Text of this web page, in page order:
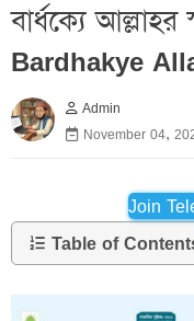
বার্ধক্যে
Bardhakye
Admin
November 04,
Join
Table of